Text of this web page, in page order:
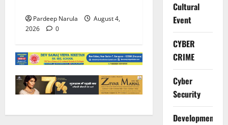
Pardeep Narula
August 4,
2026
0
Cultural
Event
CYBER
CRIME
Cyber
Security
Development